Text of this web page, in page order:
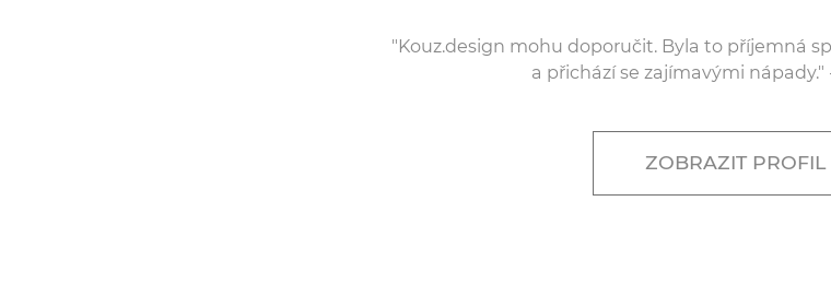
"Kouz.design mohu doporučit. Byla to příjemná
a přichází se zajímavými nápady."
ZOBRAZIT PROFIL